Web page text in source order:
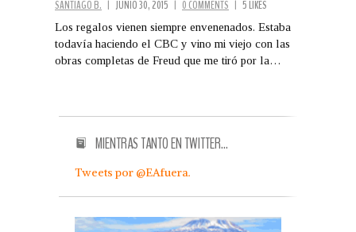
SANTIAGO B. | JUNIO 30, 2015 | 0 COMMENTS | 5 LIKES
Los regalos vienen siempre envenenados. Estaba
todavía haciendo el CBC y vino mi viejo con las
obras completas de Freud que me tiró por la…
MIENTRAS TANTO EN TWITTER…
Tweets por @EAfuera.